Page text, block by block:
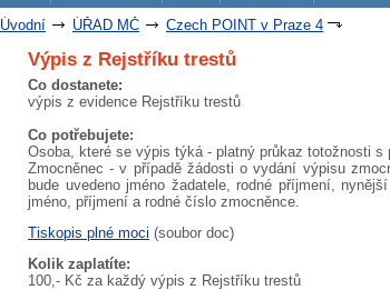
Úvodní ÚŘAD MČ Czech POINT v Praze 4
Výpis z Rejstříku trestů
Co dostanete:
výpis z evidence Rejstříku trestů
Co potřebujete:
Osoba, které se výpis týká - platný průkaz totožnosti s
Zmocněnec - v případě žádosti o vydání výpisu
bude uvedeno jméno žadatele, rodné příjmení,
jméno, příjmení a rodné číslo zmocněnce.
Tiskopis plné moci (soubor doc)
Kolik zaplatíte:
100,- Kč za každý výpis z Rejstříku trestů